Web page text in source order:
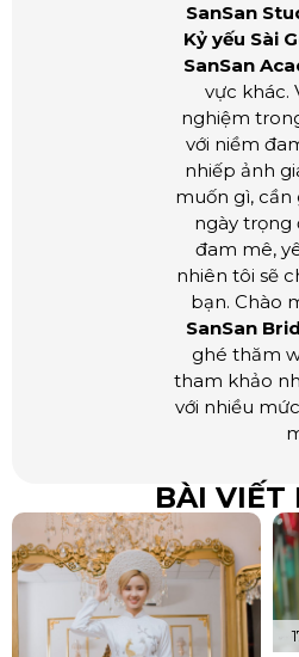
SanSan
Kỷ yếu Sài
SanSan
vực khác.
nghiệm
với niềm
nhiếp ảnh
muốn gì,
ngày trọng
đam mê,
nhiên tôi sẽ
bạn. Chào
SanSan
ghé thăm
tham khảo
với nhiều
BÀI VIẾT